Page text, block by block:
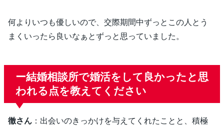
何よりいつも優しいので、交際期間中ずっとこの人とう
まくいったら良いなぁとずっと思っていました。
ー結婚相談所で婚活をして良かったと思
われる点を教えてください
徹さん ：出会いのきっかけを与えてくれたことと、積極